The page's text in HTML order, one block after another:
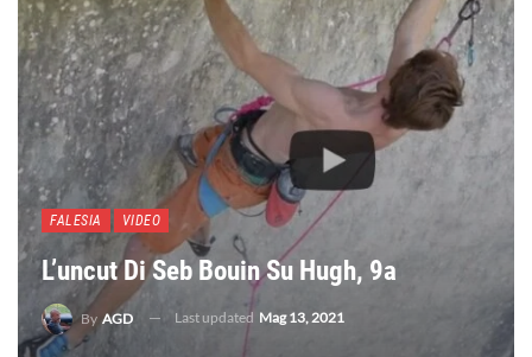
FALESIA VIDEO
L’uncut Di Seb Bouin Su Hugh, 9a
By AGD Last updated Mag 13, 2021